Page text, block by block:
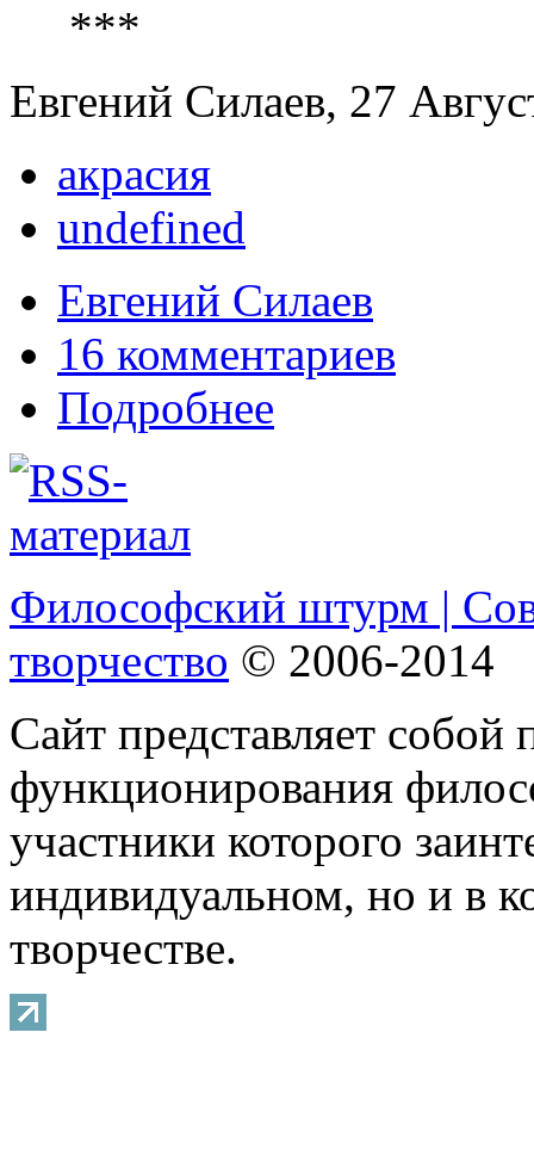
***
Евгений Силаев, 27
акрасия
undefined
Евгений Силаев
16 комментариев
Подробнее
Философский штурм |
творчество © 2006-2014
Сайт представляет собой
функционирования
участники которого
индивидуальном, но и в
творчестве.